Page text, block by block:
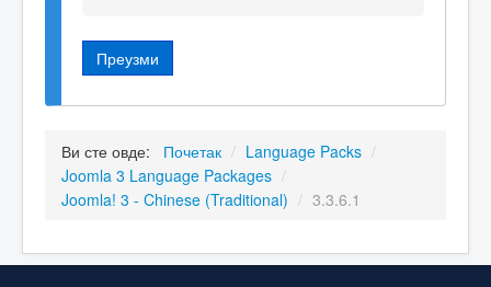
Преузми
Ви сте овде: Почетак / Language Packs /
Joomla 3 Language Packages /
Joomla! 3 - Chinese (Traditional) / 3.3.6.1